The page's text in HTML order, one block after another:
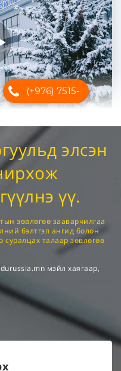
элсэн
үү.
зөвлөгөө зааварчилгаа
бэлтгэл ангид болон
суралцах талаар зөвлөгөө
мэйл хаягаар,